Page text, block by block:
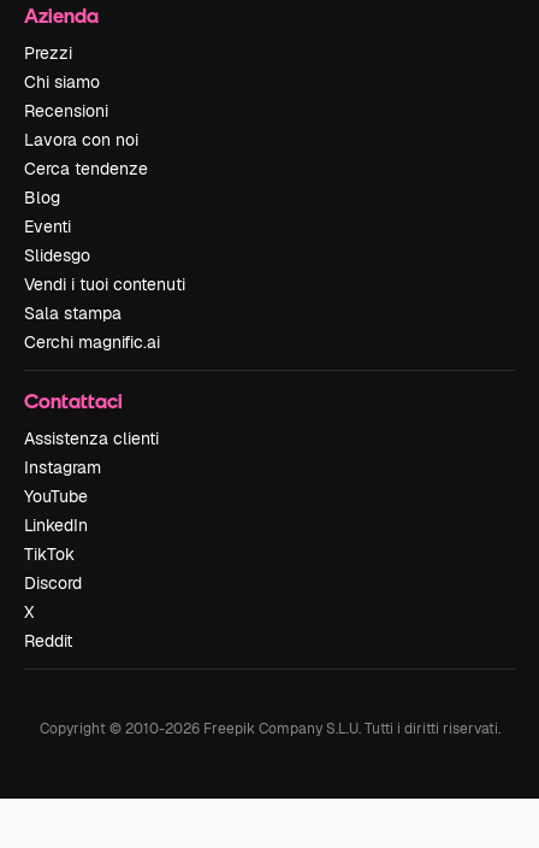
Azienda
Prezzi
Chi siamo
Recensioni
Lavora con noi
Cerca tendenze
Blog
Eventi
Slidesgo
Vendi i tuoi contenuti
Sala stampa
Cerchi magnific.ai
Contattaci
Assistenza clienti
Instagram
YouTube
LinkedIn
TikTok
Discord
X
Reddit
Copyright © 2010-2026Freepik Company S.L.U. Tutti i diritti riservati.